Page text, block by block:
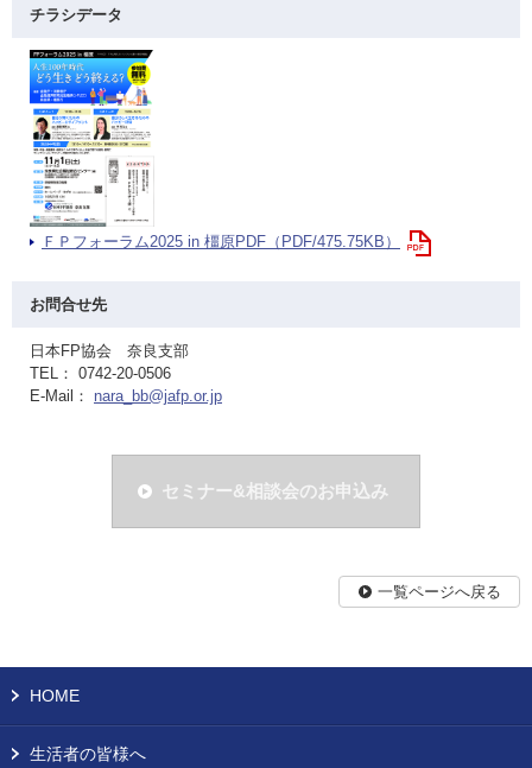
チラシデータ
ＦＰフォーラム2025 in 橿原PDF（PDF/475.75KB）
お問合せ先
日本FP協会 奈良支部
TEL： 0742-20-0506
E-Mail： nara_bb@jafp.or.jp
セミナー&相談会のお申込み
一覧ページへ戻る
HOME
生活者の皆様へ